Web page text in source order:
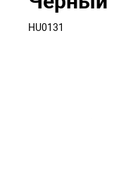
HU0131